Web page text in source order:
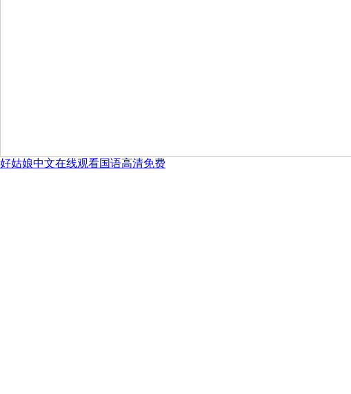
好姑娘中文在线观看国语高清免费